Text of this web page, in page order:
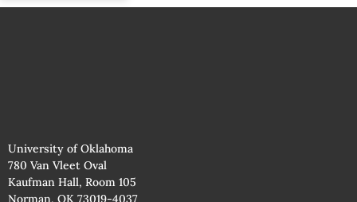
University of Oklahoma
780 Van Vleet Oval
Kaufman Hall, Room 105
Norman, OK 73019-4037